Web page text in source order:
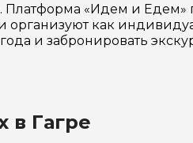
Платформа «Идем и
как
года и забронировать
в Гагре